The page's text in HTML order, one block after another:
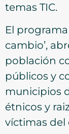
temas TIC.
El programa
cambio’,
población
públicos y
municipios
étnicos y
víctimas del